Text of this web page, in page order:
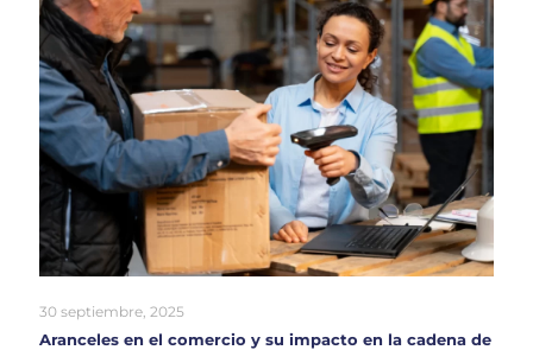
30 septiembre, 2025
Aranceles en el comercio y su impacto en la cadena de